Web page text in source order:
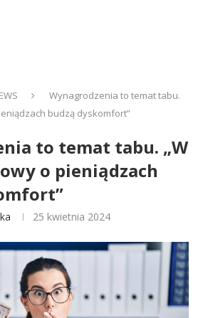
Wynagrodzenia to temat tabu.
budzą dyskomfort”
to temat tabu. „W
o pieniądzach
25 kwietnia 2024